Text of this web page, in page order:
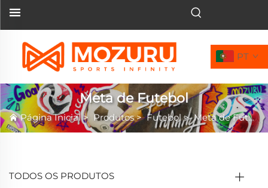
PT
Meta de Futebol
Página Inicial> Produtos>Futebol>Meta de Futebol
TODOS OS PRODUTOS